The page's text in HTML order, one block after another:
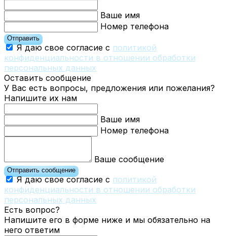
Ваше имя
Номер телефона
Отправить
Я даю свое согласие с политикой
конфиденциальности в отношении обработки
персональных данных
Оставить сообщение
У Вас есть вопросы, предложения или пожелания?
Напишите их нам
Ваше имя
Номер телефона
Ваше сообщение
Отправить сообщение
Я даю свое согласие с политикой
конфиденциальности в отношении обработки
персональных данных
Есть вопрос?
Напишите его в форме ниже и мы обязательно на
него ответим